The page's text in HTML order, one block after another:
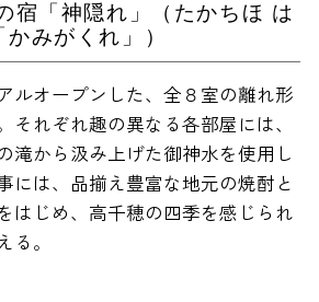
宿「神隠れ」（たかちほ は
みがくれ」）
ルオープンした、全８室の離れ形
それぞれ趣の異なる各部屋には、
滝から汲み上げた御神水を使用し
には、品揃え豊富な地元の焼酎と
はじめ、高千穂の四季を感じられ
。